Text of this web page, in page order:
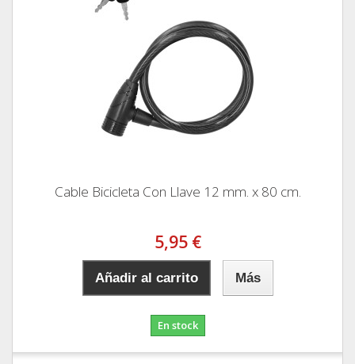
Cable Bicicleta Con Llave 12 mm. x 80 cm.
5,95 €
Añadir al carrito Más
En stock